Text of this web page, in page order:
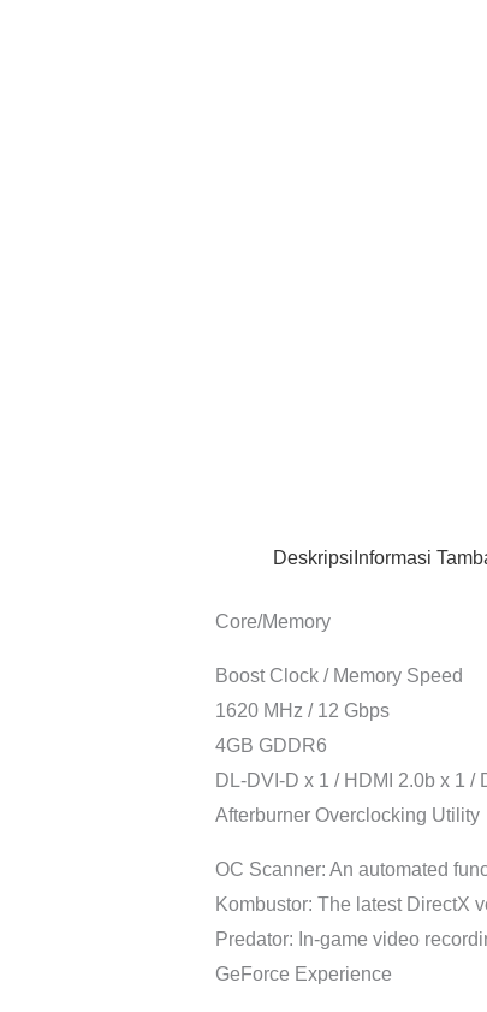
Deskripsi Informasi
Core/Memory
Boost Clock / Memory Speed
1620 MHz / 12 Gbps
4GB GDDR6
DL-DVI-D x 1 / HDMI 2.0b x 1 /
Afterburner Overclocking Utility
OC Scanner: An automated
Kombustor: The latest DirectX
Predator: In-game video
GeForce Experience